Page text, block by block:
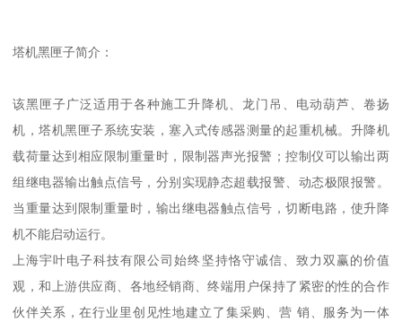
塔机黑匣子简介：
该黑匣子广泛适用于各种施工升降机、龙门吊、电动葫芦、卷扬
机，塔机黑匣子系统安装，塞入式传感器测量的起重机械。升降机
载荷量达到相应限制重量时，限制器声光报警；控制仪可以输出两
组继电器输出触点信号，分别实现静态超载报警、动态极限报警。
当重量达到限制重量时，输出继电器触点信号，切断电路，使升降
机不能启动运行。
上海宇叶电子科技有限公司始终坚持恪守诚信、致力双赢的价值
观，和上游供应商、各地经销商、终端用户保持了紧密的性的合作
伙伴关系，在行业里创见性地建立了集采购、营 销、服务为一体